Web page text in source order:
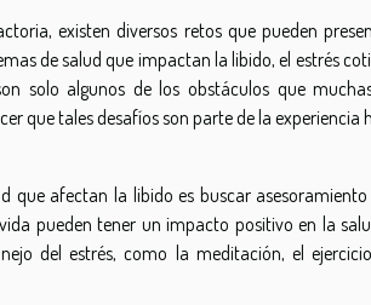
existen diversos retos que pueden
de salud que impactan la libido, el estrés
solo algunos de los obstáculos que
que tales desafíos son parte de la
que afectan la libido es buscar
pueden tener un impacto positivo en la
del estrés, como la meditación, el